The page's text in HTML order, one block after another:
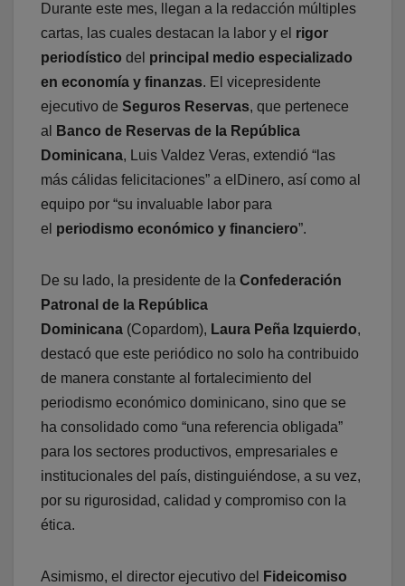
Durante este mes, llegan a la redacción múltiples
cartas, las cuales destacan la labor y el rigor
periodístico del principal medio especializado
en economía y finanzas. El vicepresidente
ejecutivo de Seguros Reservas, que pertenece
al
Banco de Reservas de la República
Dominicana, Luis Valdez Veras, extendió “las
más cálidas felicitaciones” a elDinero, así como al
equipo por “su invaluable labor para
el periodismo económico y financiero”.
De su lado, la presidente de la Confederación
Patronal de la República
Dominicana (Copardom), Laura Peña Izquierdo,
destacó que este periódico no solo ha contribuido
de manera constante al fortalecimiento del
periodismo económico dominicano, sino que se
ha consolidado como “una referencia obligada”
para los sectores productivos, empresariales e
institucionales del país, distinguiéndose, a su vez,
por su rigurosidad, calidad y compromiso con la
ética.
Asimismo, el director ejecutivo del
Fideicomiso